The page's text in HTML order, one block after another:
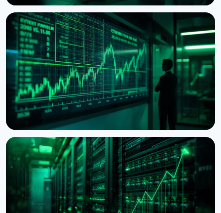
НОВИНА
Ethereum хоче обнулити винагороду за стейкінг,
коли застейкають половину монет
5 серпня 2026 р.6 хв читання
НОВИНА
BitMine наблизилася до 5% пропозиції Ethereum,
резерв сягнув $11,8 млрд
28 липня 2026 р. 5 хв читання